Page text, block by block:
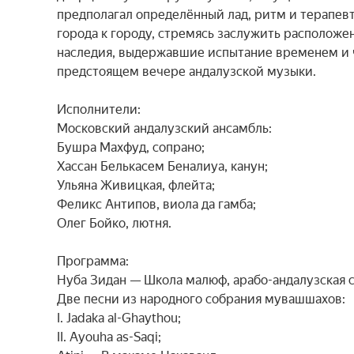
предполагал определённый лад, ритм и
города к городу, стремясь заслужить
наследия, выдержавшие испытание временем
предстоящем вечере андалузской музыки.
Исполнители:
Московский андалузский ансамбль:
Бушра Махфуд, сопрано;
Хассан Белькасем Беналиуа, канун;
Ульяна Живицкая, флейта;
Феликс Антипов, виола да гамба;
Олег Бойко, лютня.
Программа:
Нуба Зидан — Школа малюф, арабо-андалузская
Две песни из народного собрания мувашшахов:
I. Jadaka al-Ghaythou;
II. Ayouha as-Saqi;